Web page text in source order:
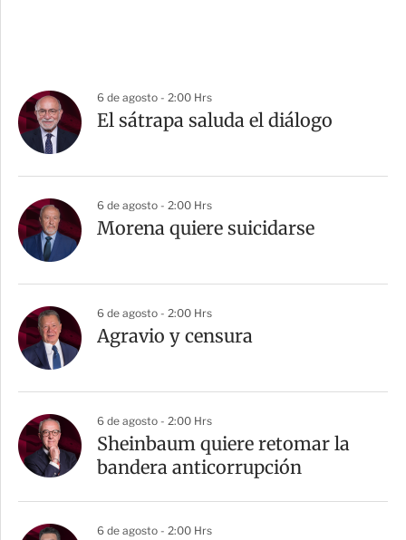
6 de agosto - 2:00 Hrs
El sátrapa saluda el diálogo
6 de agosto - 2:00 Hrs
Morena quiere suicidarse
6 de agosto - 2:00 Hrs
Agravio y censura
6 de agosto - 2:00 Hrs
Sheinbaum quiere retomar la
bandera anticorrupción
6 de agosto - 2:00 Hrs